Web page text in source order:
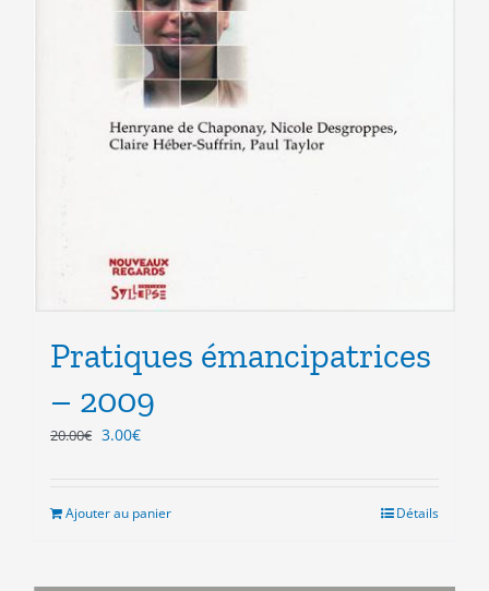
Pratiques émancipatrices
– 2009
20.00€ Le
3.00€Le
est :
Ajouter au panier Détails